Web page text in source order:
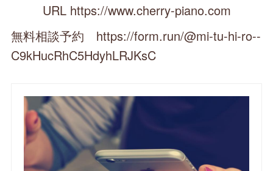
URL https://www.cherry-piano.com
無料相談予約 https://form.run/@mi-tu-hi-ro--
C9kHucRhC5HdyhLRJKsC